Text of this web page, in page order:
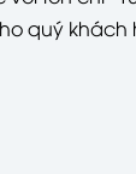
quý khách